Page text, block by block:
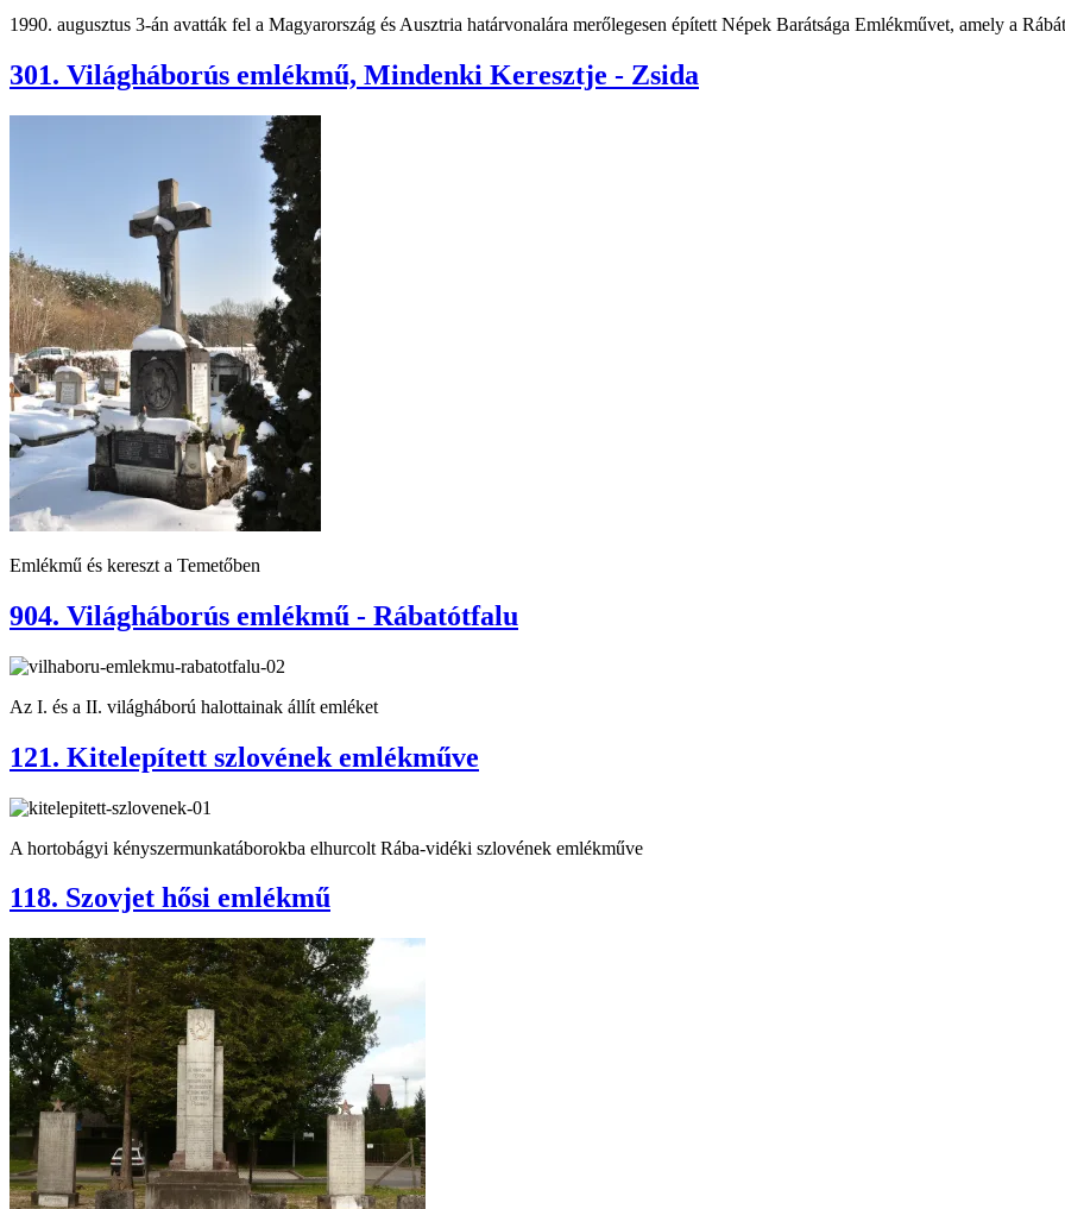
1990. augusztus 3-án avatták fel a Magyarország és Ausztria határvonalára merőlegesen épített Népek Barátsága Emlékművet, amely a
301. Világháborús emlékmű, Mindenki Keresztje - Zsida
Emlékmű és kereszt a Temetőben
904. Világháborús emlékmű - Rábatótfalu
Az I. és a II. világháború halottainak állít emléket
121. Kitelepített szlovének emlékműve
A hortobágyi kényszermunkatáborokba elhurcolt Rába-vidéki szlovének emlékműve
118. Szovjet hősi emlékmű